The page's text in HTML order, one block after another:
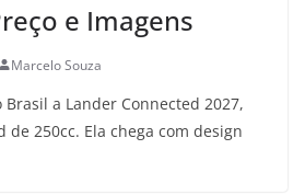
e Imagens
Marcelo Souza
a Lander Connected 2027,
250cc. Ela chega com design